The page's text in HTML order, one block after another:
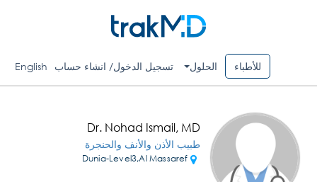
للأطباء الحلول تسجيل الدخول/ انشاء حساب English
Dr. Nohad Ismail, MD
طبيب الأذن والأنف والحنجرة